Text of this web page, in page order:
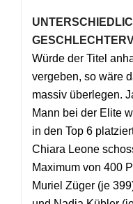
Würde der Titel
vergeben, so wäre
massiv überlegen.
Mann bei der Elite
in den Top 6
Chiara Leone
Maximum von 400
Muriel Züger (je